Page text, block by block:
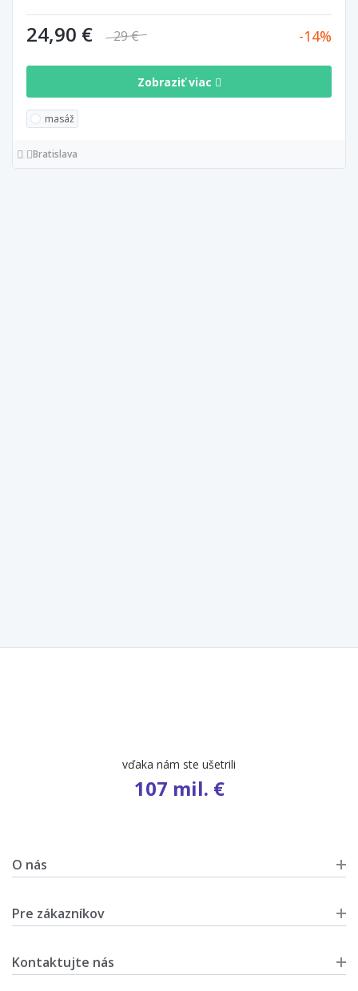
24,90 € 29 € 14
Zobraziť viac
masáž
Bratislava
počet ponúk
9 583
O nás
Pre zákazníkov
Kontaktujte nás